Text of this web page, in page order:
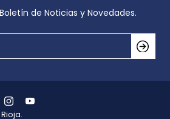
de Noticias y Novedades.